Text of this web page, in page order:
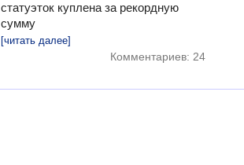
статуэток куплена за рекордную
сумму
[читать далее]
Комментариев: 24